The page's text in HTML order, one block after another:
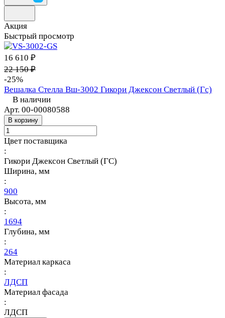
Акция
Быстрый просмотр
16 610 ₽
22 150 ₽
-25%
Вешалка Стелла Вш-3002 Гикори Джексон Светлый (Гс)
В наличии
Арт. 00-00080588
В корзину
Цвет поставщика
:
Гикори Джексон Светлый (ГС)
Ширина, мм
:
900
Высота, мм
:
1694
Глубина, мм
:
264
Материал каркаса
:
ЛДСП
Материал фасада
:
ЛДСП